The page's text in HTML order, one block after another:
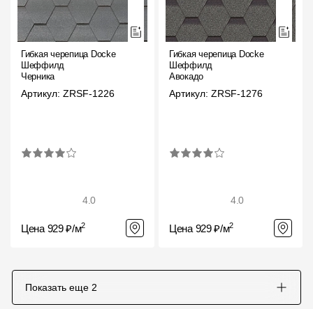
Гибкая черепица Docke
Шеффилд
Черника
Артикул: ZRSF-1226
4.0
Цена 929 ₽/м2
Гибкая черепица Docke
Шеффилд
Авокадо
Артикул: ZRSF-1276
4.0
Цена 929 ₽/м2
Показать еще 2